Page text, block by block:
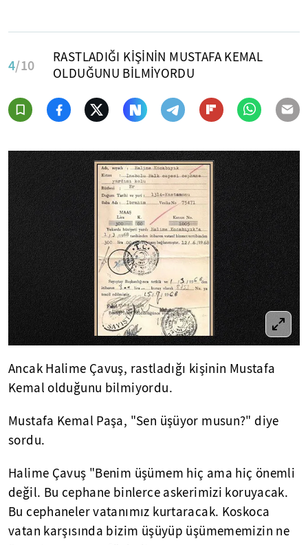
4/10
RASTLADIĞI KİŞİNİN MUSTAFA KEMAL
OLDUĞUNU BİLMİYORDU
Ancak Halime Çavuş, rastladığı kişinin Mustafa
Kemal olduğunu bilmiyordu.
Mustafa Kemal Paşa, "Sen üşüyor musun?" diye
sordu.
Halime Çavuş "Benim üşümem hiç ama hiç önemli
değil. Bu cephane binlerce askerimizi koruyacak.
Bu cephaneler vatanımız kurtaracak. Koskoca
vatan karşısında bizim üşüyüp üşümememizin ne